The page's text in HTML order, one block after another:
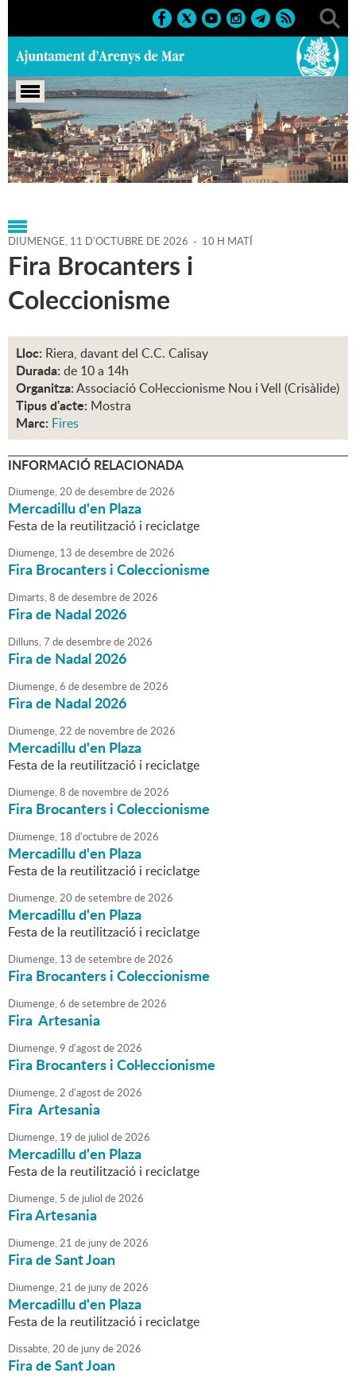
Portada > Agenda > 11-10-
2026 > Marcs > Culturals > 2026 > Fires
DIUMENGE, 11 D'OCTUBRE DE 2026 - 10 H MATÍ
Fira Brocanters i
Coleccionisme
Lloc: Riera, davant del C.C. Calisay
Durada: de 10 a 14h
Organitza:Associació Col·leccionisme Nou i Vell (Crisàlide)
Tipus d'acte: Mostra
Marc: Fires
INFORMACIÓ RELACIONADA
Diumenge,20 dedesembrede2026
Mercadillu d'en Plaza
Festa de la reutilització i reciclatge
Diumenge, 13 dedesembrede2026
Fira Brocanters i Coleccionisme
Dimarts,8 dedesembrede2026
Fira de Nadal 2026
Dilluns,7 dedesembrede2026
Fira de Nadal 2026
Diumenge,6 dedesembrede2026
Fira de Nadal 2026
Diumenge,22 de novembrede2026
Mercadillu d'en Plaza
Festa de la reutilització i reciclatge
Diumenge,8 de novembrede2026
Fira Brocanters i Coleccionisme
Diumenge, 18 d'octubrede2026
Mercadillu d'en Plaza
Festa de la reutilització i reciclatge
Diumenge,20 desetembrede2026
Mercadillu d'en Plaza
Festa de la reutilització i reciclatge
Diumenge, 13 desetembrede2026
Fira Brocanters i Coleccionisme
Diumenge,6 desetembrede2026
Fira Artesania
Diumenge,9 d'agostde2026
Fira Brocanters i Col·leccionisme
Diumenge,2 d'agostde2026
Fira Artesania
Diumenge, 19 de juliol de2026
Mercadillu d'en Plaza
Festa de la reutilització i reciclatge
Diumenge, 5 de juliol de2026
Fira Artesania
Diumenge,21 de junyde2026
Fira de Sant Joan
Diumenge,21 de junyde2026
Mercadillu d'en Plaza
Festa de la reutilització i reciclatge
Dissabte,20 de junyde2026
Fira de Sant Joan